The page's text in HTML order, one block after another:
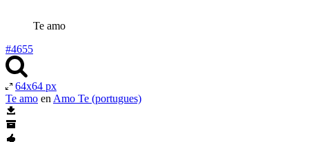
Te amo
#4655
64x64 px
Te amo en Amo Te (portugues)